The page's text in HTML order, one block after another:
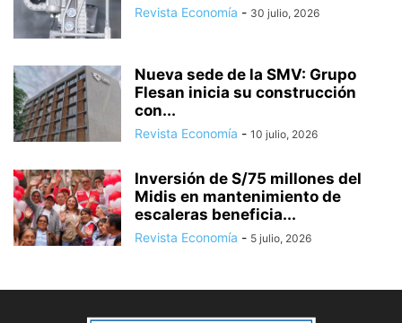
Revista Economía - 30 julio, 2026
Nueva sede de la SMV: Grupo
Flesan inicia su construcción
con...
Revista Economía - 10 julio, 2026
Inversión de S/75 millones del
Midis en mantenimiento de
escaleras beneficia...
Revista Economía - 5 julio, 2026